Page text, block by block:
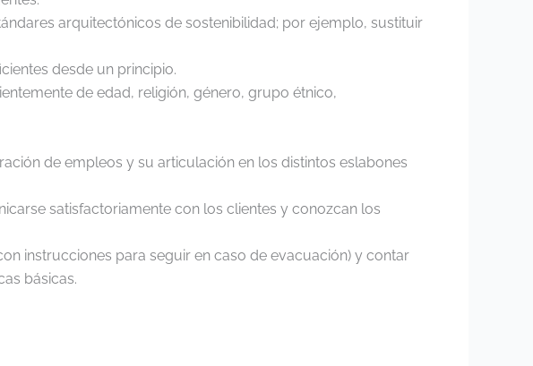
arquitectónicos de sostenibilidad; por ejemplo, sustituir
desde un principio.
de edad, religión, género, grupo étnico,
de empleos y su articulación en los distintos eslabones
satisfactoriamente con los clientes y conozcan los
instrucciones para seguir en caso de evacuación) y contar
básicas.